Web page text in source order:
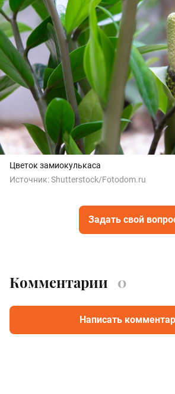
Цветок замиокулькаса
Источник:Shutterstock/Fotodom.ru
Задать свой
Комментарии 0
Написать